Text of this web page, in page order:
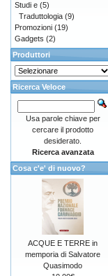
Studi e (5)
Traduttologia (9)
Promozioni (19)
Gadgets (2)
Produttori
Ricerca Veloce
Usa parole chiave per
cercare il prodotto
desiderato.
Ricerca avanzata
Cosa c'e' di nuovo?
ACQUE E TERRE in
memporia di Salvatore
Quasimodo